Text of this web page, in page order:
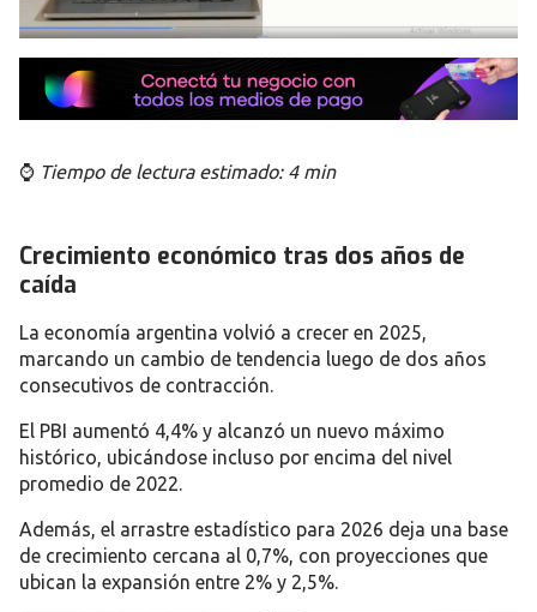
⌚ Tiempo de lectura estimado: 4 min
Crecimiento económico tras dos años de
caída
La economía argentina volvió a crecer en 2025,
marcando un cambio de tendencia luego de dos años
consecutivos de contracción.
El PBI aumentó 4,4% y alcanzó un nuevo máximo
histórico, ubicándose incluso por encima del nivel
promedio de 2022.
Además, el arrastre estadístico para 2026 deja una base
de crecimiento cercana al 0,7%, con proyecciones que
ubican la expansión entre 2% y 2,5%.